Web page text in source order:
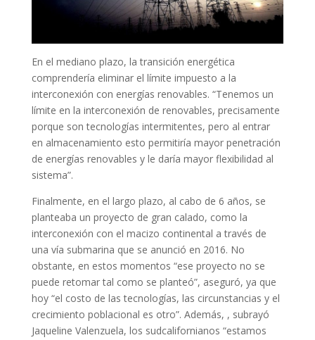
En el mediano plazo, la transición energética
comprendería eliminar el límite impuesto a la
interconexión con energías renovables. “Tenemos un
límite en la interconexión de renovables, precisamente
porque son tecnologías intermitentes, pero al entrar
en almacenamiento esto permitiría mayor penetración
de energías renovables y le daría mayor flexibilidad al
sistema”.
Finalmente, en el largo plazo, al cabo de 6 años, se
planteaba un proyecto de gran calado, como la
interconexión con el macizo continental a través de
una vía submarina que se anunció en 2016. No
obstante, en estos momentos “ese proyecto no se
puede retomar tal como se planteó”, aseguró, ya que
hoy “el costo de las tecnologías, las circunstancias y el
crecimiento poblacional es otro”. Además, , subrayó
Jaqueline Valenzuela, los sudcalifornianos “estamos